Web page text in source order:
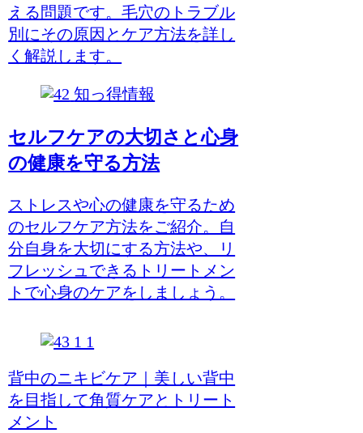
える問題です。毛穴のトラブル
別にその原因とケア方法を詳し
く解説します。
知っ得情報
セルフケアの大切さと心身
の健康を守る方法
ストレスや心の健康を守るため
のセルフケア方法をご紹介。自
分自身を大切にする方法や、リ
フレッシュできるトリートメン
トで心身のケアをしましょう。
背中のニキビケア｜美しい背中
を目指して角質ケアとトリート
メント